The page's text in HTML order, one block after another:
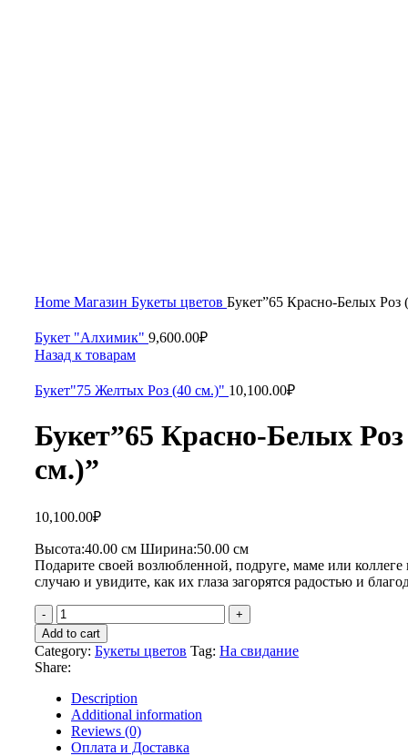
Home Магазин Букеты цветов Букет”65 Красно-Белых Роз
Букет "Алхимик" 9,600.00₽
Назад к товарам
Букет"75 Желтых Роз (40 см.)" 10,100.00₽
Букет”65 Красно-Белых
см.)”
10,100.00₽
Высота:40.00 см Ширина:50.00 см
Подарите своей возлюбленной, подруге, маме или коллеге
случаю и увидите, как их глаза загорятся радостью и
Букет"65
Красно-
Белых
Роз
(40
см.)"
quantity
Add to cart
Category: Букеты цветов Tag: На свидание
Share:
Description
Additional information
Reviews (0)
Оплата и Доставка